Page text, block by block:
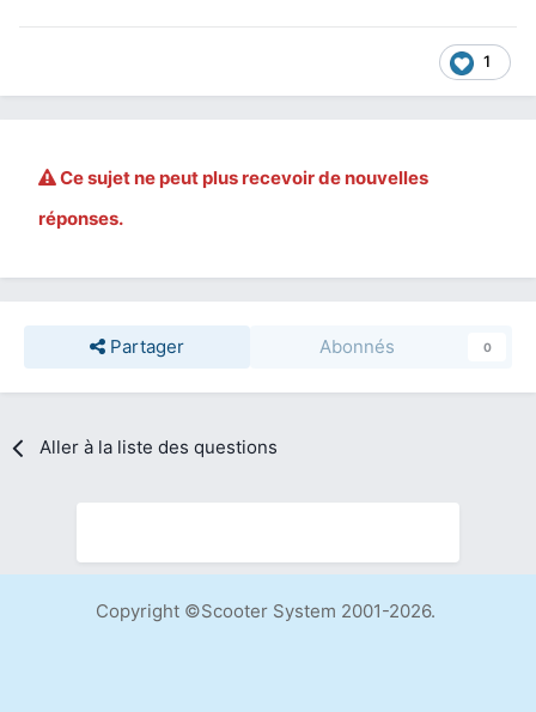
1
Ce sujet ne peut plus recevoir de nouvelles
réponses.
Partager Abonnés 0
Aller à la liste des questions
Copyright ©Scooter System 2001-2026.